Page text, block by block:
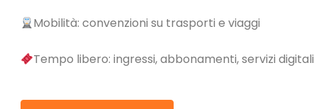
Mobilità: convenzioni su trasporti e viaggi
Tempo libero: ingressi, abbonamenti, servizi digitali